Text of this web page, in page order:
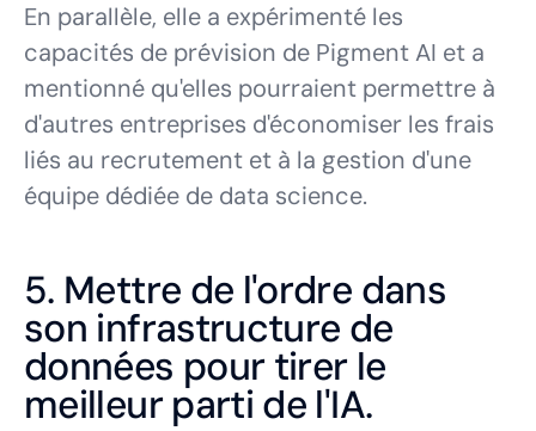
En parallèle, elle a expérimenté les
capacités de prévision de Pigment AI et a
mentionné qu'elles pourraient permettre à
d'autres entreprises d'économiser les frais
liés au recrutement et à la gestion d'une
équipe dédiée de data science.
5. Mettre de l'ordre dans
son infrastructure de
données pour tirer le
meilleur parti de l'IA.